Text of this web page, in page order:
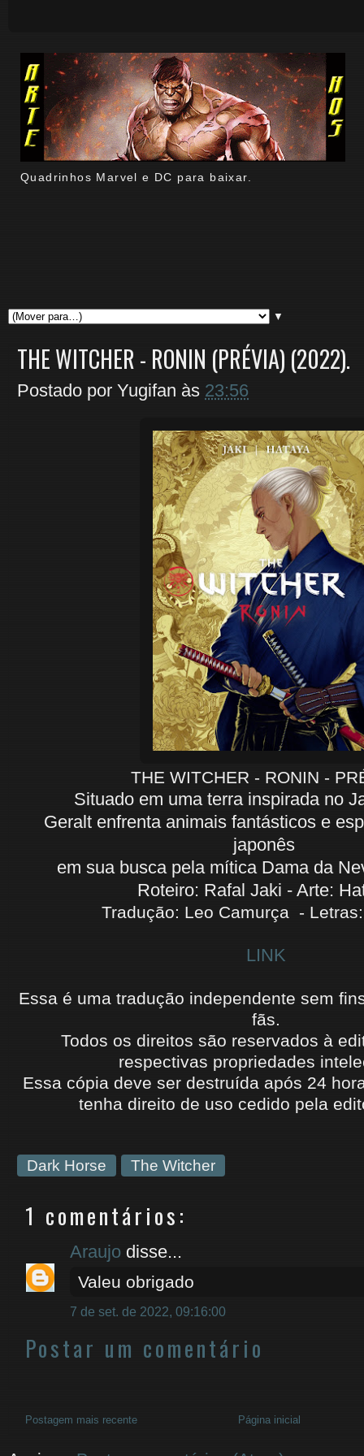
Quadrinhos Marvel e DC para baixar.
▼
THE WITCHER - RONIN (PRÉVIA) (2022).
Postado por Yugifan às 23:56
THE WITCHER - RONIN -
Situado em uma terra inspirada no
Geralt enfrenta animais fantásticos e
japonês
em sua busca pela mítica Dama da
Roteiro: Rafal Jaki - Arte:
Tradução: Leo Camurça -
LINK
Essa é uma tradução independente sem
fãs.
Todos os direitos são reservados à
respectivas propriedades
Essa cópia deve ser destruída após 24
tenha direito de uso cedido pela
Dark Horse The Witcher
1 comentários:
Araujo disse...
Valeu obrigado
7 de set. de 2022, 09:16:00
Postar um comentário
Postagem mais recente Página inicial